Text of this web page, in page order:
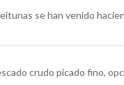
se han venido
crudo picado fino,